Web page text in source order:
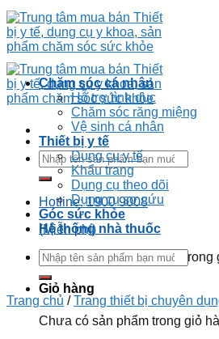
Hotline: 1900 9008
(Miễn phí)
Chưa có sản phẩm trong
Giỏ hàng
Chưa có sản phẩm trong giỏ
Chăm sóc cá nhân
Hỗ trợ tình dục
Chăm sóc răng miệng
Vệ sinh cá nhân
Thiết bị y tế
Dụng cụ y tế
Khẩu trang
Dụng cụ theo dõi
Dụng cụ sơ cứu
Góc sức khỏe
Hệ thống nhà thuốc
Trang chủ / Trang thiết bị chuyên